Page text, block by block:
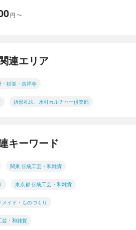
円 〜
連エリア
杉並・吉祥寺
折形礼法、水引カルチャー倶楽部
キーワード
関東 伝統工芸・和雑貨
東京都 伝統工芸・和雑貨
イド・ものづくり
芸・和雑貨